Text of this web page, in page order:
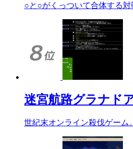
○と○がくっついて合体する
迷宮航路グラナド
世紀末オンライン殺伐ゲーム